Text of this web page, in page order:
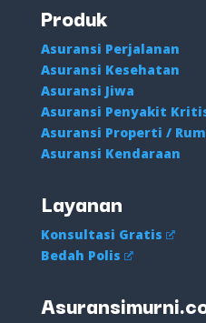
Produk
Asuransi Perjalanan
Asuransi Kesehatan
Asuransi Jiwa
Asuransi Penyakit
Asuransi Properti /
Asuransi Kendaraan
Layanan
Konsultasi Gratis
Bedah Polis